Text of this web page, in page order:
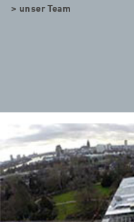
> unser Team